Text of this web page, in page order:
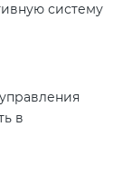
систему
в